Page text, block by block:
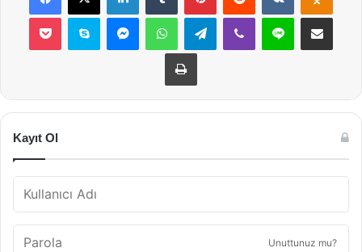
Pocket Skype MessengerWhatsAppTelegramViber Line E-Posta ile
Yazdır
Kayıt Ol
Unuttunuz mu?